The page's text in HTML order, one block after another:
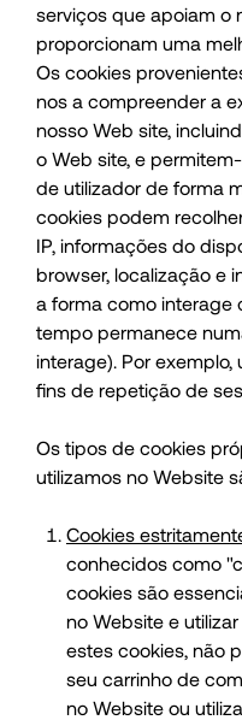
serviços que apoiam o
proporcionam uma
Os cookies
nos a compreender a
nosso Web site,
o Web site, e
de utilizador de forma
cookies podem
IP, informações do
browser, localização e
a forma como interage
tempo permanece
interage). Por
fins de repetição de
Os tipos de cookies
utilizamos no Website
Cookies
conhecidos como
cookies são
no Website e
estes cookies, não
seu carrinho de
no Website ou